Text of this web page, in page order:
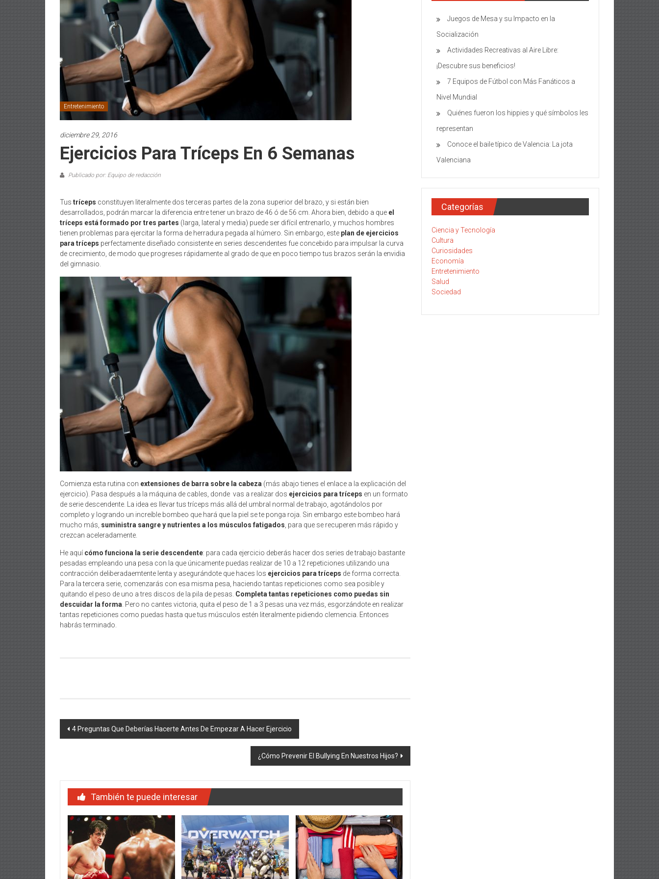
Entretenimiento
diciembre 29, 2016
Ejercicios Para Tríceps En 6 Semanas
Publicado por: Equipo de redacción
Tus tríceps constituyen literalmente dos terceras partes de la zona superior del brazo, y si están bien
desarrollados, podrán marcar la diferencia entre tener un brazo de 46 ó de 56 cm. Ahora bien, debido a que el
tríceps está formado por tres partes (larga, lateral y media) puede ser difícil entrenarlo, y muchos hombres
tienen problemas para ejercitar la forma de herradura pegada al húmero. Sin embargo, este plan de ejercicios
para tríceps perfectamente diseñado consistente en series descendentes fue concebido para impulsar la curva
de crecimiento, de modo que progreses rápidamente al grado de que en poco tiempo tus brazos serán la envidia
del gimnasio.
Comienza esta rutina con extensiones de barra sobre la cabeza (más abajo tienes el enlace a la explicación del
ejercicio). Pasa después a la máquina de cables, donde vas a realizar dos ejercicios para tríceps en un formato
de serie descendente. La idea es llevar tus tríceps más allá del umbral normal de trabajo, agotándolos por
completo y logrando un increíble bombeo que hará que la piel se te ponga roja. Sin embargo este bombeo hará
mucho más, suministra sangre y nutrientes a los músculos fatigados , para que se recuperen más rápido y
crezcan aceleradamente.
He aquí cómo funciona la serie descendente: para cada ejercicio deberás hacer dos series de trabajo bastante
pesadas empleando una pesa con la que únicamente puedas realizar de 10 a 12 repeticiones utilizando una
contracción deliberadaemtente lenta y asegurándote que haces los ejercicios para tríceps de forma correcta.
Para la tercera serie, comenzarás con esa misma pesa, haciendo tantas repeticiones como sea posible y
quitando el peso de uno a tres discos de la pila de pesas. Completa tantas repeticiones como puedas sin
descuidar la forma . Pero no cantes victoria, quita el peso de 1 a 3 pesas una vez más, esgorzándote en realizar
tantas repeticiones como puedas hasta que tus músculos estén literalmente pidiendo clemencia. Entonces
habrás terminado.
Navegación
4 Preguntas Que Deberías Hacerte Antes De Empezar A Hacer Ejercicio
¿Cómo Prevenir El Bullying En Nuestros Hijos?
También te puede interesar
Juegos de Mesa y su Impacto en la
Socialización
Actividades Recreativas al Aire Libre:
¡Descubre sus beneficios!
7 Equipos de Fútbol con Más Fanáticos a
Nivel Mundial
Quiénes fueron los hippies y qué símbolos les
representan
Conoce el baile típico de Valencia: La jota
Valenciana
Categorías
Ciencia y Tecnología
Cultura
Curiosidades
Economía
Entretenimiento
Salud
Sociedad